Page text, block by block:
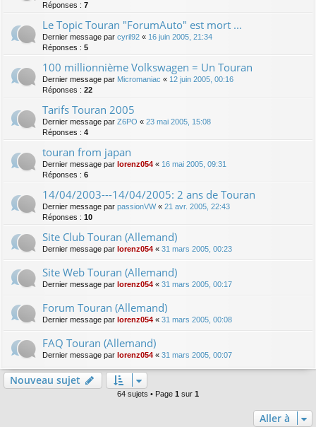
Réponses : 7
Le Topic Touran "ForumAuto" est mort ...
Dernier message par cyril92 « 16 juin 2005, 21:34
Réponses : 5
100 millionnième Volkswagen = Un Touran
Dernier message par Micromaniac « 12 juin 2005, 00:16
Réponses : 22
Tarifs Touran 2005
Dernier message par Z6PO « 23 mai 2005, 15:08
Réponses : 4
touran from japan
Dernier message par lorenz054 « 16 mai 2005, 09:31
Réponses : 6
14/04/2003---14/04/2005: 2 ans de Touran
Dernier message par passionVW« 21 avr. 2005, 22:43
Réponses : 10
Site Club Touran (Allemand)
Dernier message par lorenz054 « 31 mars 2005, 00:23
Site Web Touran (Allemand)
Dernier message par lorenz054 « 31 mars 2005, 00:17
Forum Touran (Allemand)
Dernier message par lorenz054 « 31 mars 2005, 00:08
FAQ Touran (Allemand)
Dernier message par lorenz054 « 31 mars 2005, 00:07
Nouveau sujet
64 sujets • Page 1 sur 1
Aller à